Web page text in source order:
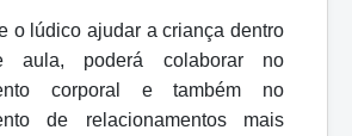
o lúdico ajudar a criança dentro
poderá colaborar no
corporal e também no
de relacionamentos mais